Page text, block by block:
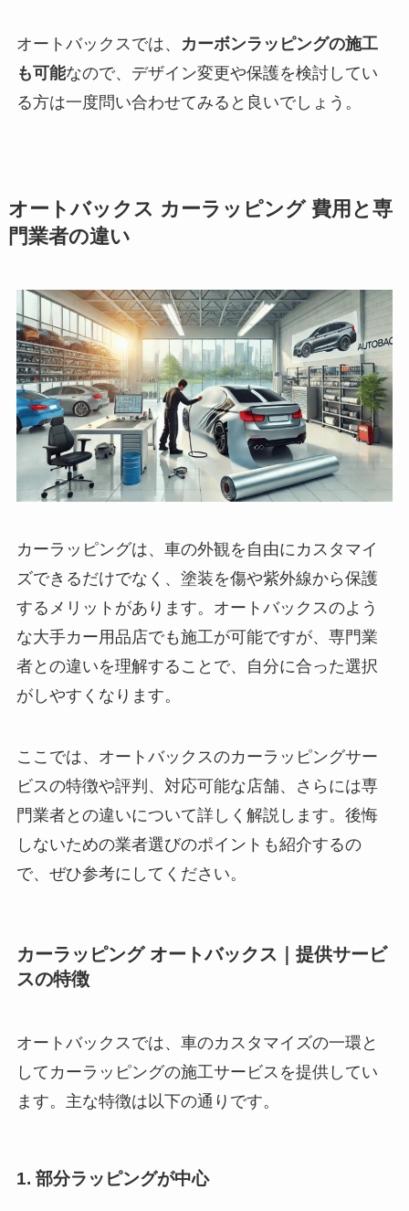
オートバックスでは、
カーボンラッピングの施工
も可能なので、デザイン変更や保護を検討してい
る方は一度問い合わせてみると良いでしょう。
オートバックス カーラッピング 費用と専
門業者の違い
カーラッピングは、車の外観を自由にカスタマイ
ズできるだけでなく、塗装を傷や紫外線から保護
するメリットがあります。オートバックスのよう
な大手カー用品店でも施工が可能ですが、専門業
者との違いを理解することで、自分に合った選択
がしやすくなります。
ここでは、オートバックスのカーラッピングサー
ビスの特徴や評判、対応可能な店舗、さらには専
門業者との違いについて詳しく解説します。後悔
しないための業者選びのポイントも紹介するの
で、ぜひ参考にしてください。
カーラッピング オートバックス｜提供サービ
スの特徴
オートバックスでは、車のカスタマイズの一環と
してカーラッピングの施工サービスを提供してい
ます。主な特徴は以下の通りです。
1. 部分ラッピングが中心